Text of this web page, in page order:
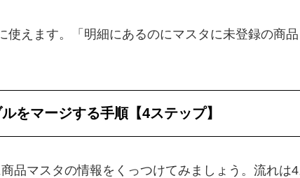
使えます。「明細にあるのにマスタに未登録の商
をマージする手順【4ステップ】
品マスタの情報をくっつけてみましょう。流れは4